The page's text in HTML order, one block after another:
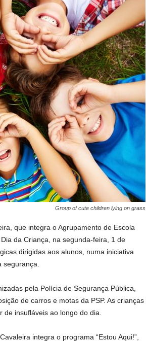
Group of cute children lying on grass
que integra o Agrupamento de Escola
da Criança, na segunda-feira, 1 de
dirigidas aos alunos, numa iniciativa
pela Polícia de Segurança Pública,
de carros e motas da PSP. As crianças
insufláveis ao longo do dia.
integra o programa “Estou Aqui!”,